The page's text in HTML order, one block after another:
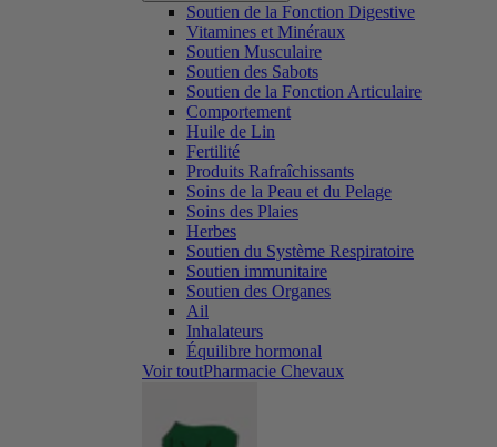
Soutien de la Fonction Digestive
Vitamines et Minéraux
Soutien Musculaire
Soutien des Sabots
Soutien de la Fonction Articulaire
Comportement
Huile de Lin
Fertilité
Produits Rafraîchissants
Soins de la Peau et du Pelage
Soins des Plaies
Herbes
Soutien du Système Respiratoire
Soutien immunitaire
Soutien des Organes
Ail
Inhalateurs
Équilibre hormonal
Voir toutPharmacie Chevaux